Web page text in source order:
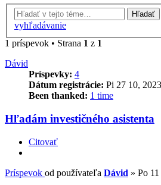
Hľadať
vyhľadávanie
1 príspevok • Strana 1 z 1
Dávid
Príspevky: 4
Dátum registrácie: Pi 27 10,
Been thanked: 1 time
Hľadám investičného asistenta
Citovať
Príspevok od používateľa Dávid » Po